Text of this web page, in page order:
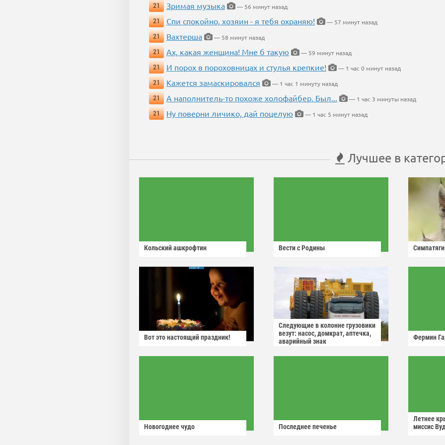
21 Зримая музыка
— 56 минут назад
21
Спи спокойно, хозяин - я тебя охраняю!
— 57 минут назад
21
Вахтерша
— 58 минут назад
21
Ах, какая женщина! Мне б такую
— 59 минут назад
21
И порох в пороховницах и стулья крепкие!
— 1 час 0 минут назад
21
Кажется замаскировался
— 1 час 1 минуту назад
21
А наполнитель-то похоже холофайбер. Был...
— 1 час 3 минуты назад
21
Ну поверни личико, дай поцелую — 1 час 5 минут назад
Лучшее в
Кольский ашкрофтин Вести с Родины Симпатяги
Вот это настоящий праздник!
Следующие в колонне грузовики
везут: насос, домкрат, аптечка,
аварийный знак
Фермин
Новогоднее чудо Последнее печенье
Летнее
миссис